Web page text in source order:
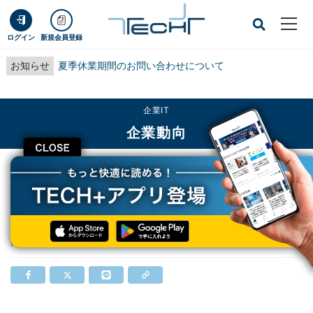
ログイン 新規会員登録
お知らせ 夏季休業期間のお問い合わせについて
CLOSE
企業IT
企業動向
TECH+ 企業IT 企業動向 日立製作所、遺伝学研究所のスパコンを構築
日立製作所、遺伝学研究所のスパコンを構築
掲載日 2012/07/25 09:00